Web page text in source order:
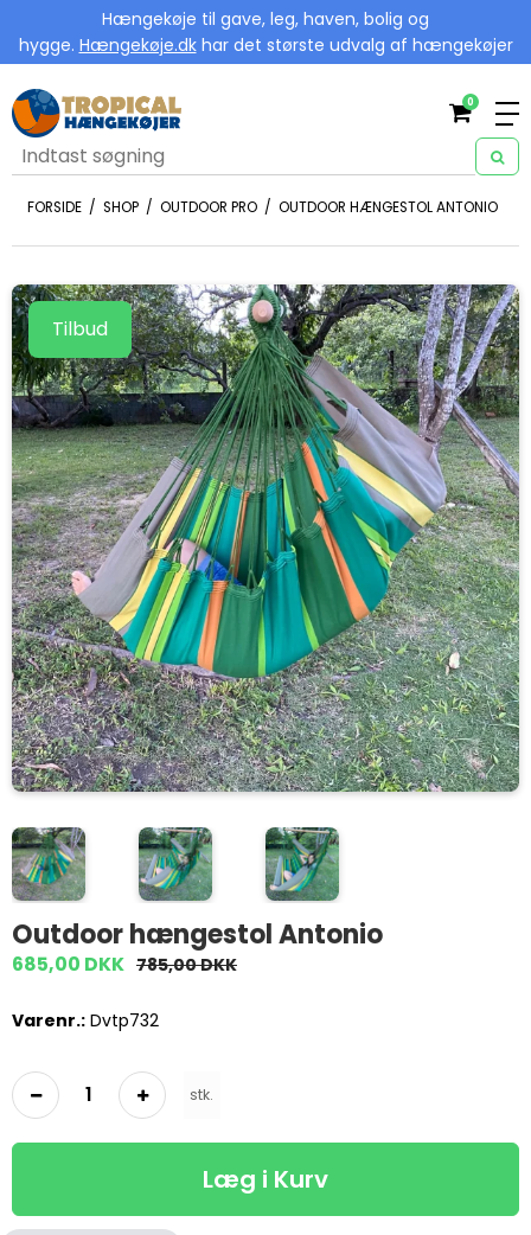
Hængekøje til gave, leg, haven, bolig og
hygge. Hængekøje.dkhar det største udvalg af hængekøjer
0
FORSIDE / SHOP / OUTDOOR PRO / OUTDOOR HÆNGESTOL ANTONIO
Tilbud
Outdoor hængestol Antonio
685,00 DKK 785,00 DKK
Varenr.: Dvtp732
stk.
Læg i Kurv